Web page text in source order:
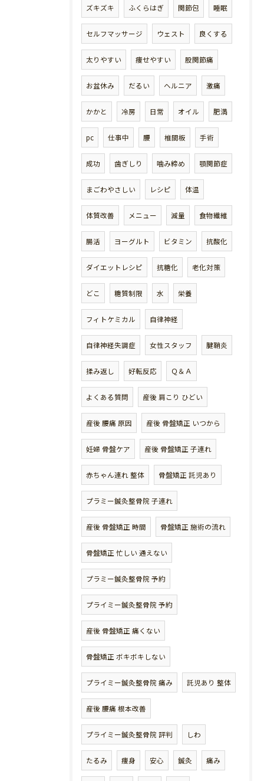
ズキズキ ふくらはぎ 関節包 睡眠
セルフマッサージ ウェスト 良くする
太りやすい 痩せやすい 股関節痛
お盆休み だるい ヘルニア 激痛
かかと 冷房 日常 オイル 肥満
pc 仕事中 腰 椎間板 手術
成功 歯ぎしり 噛み締め 顎関節症
まごわやさしい レシピ 体温
体質改善 メニュー 減量 食物繊維
腸活 ヨーグルト ビタミン 抗酸化
ダイエットレシピ 抗糖化 老化対策
どこ 糖質制限 水 栄養
フィトケミカル 自律神経
自律神経失調症 女性スタッフ 腱鞘炎
揉み返し 好転反応 Ｑ＆Ａ
よくある質問 産後 肩こり ひどい
産後 腰痛 原因 産後 骨盤矯正 いつから
妊婦 骨盤ケア 産後 骨盤矯正 子連れ
赤ちゃん連れ 整体 骨盤矯正 託児あり
プラミー鍼灸整骨院 子連れ
産後 骨盤矯正 時間 骨盤矯正 施術の流れ
骨盤矯正 忙しい 通えない
プラミー鍼灸整骨院 予約
プライミー鍼灸整骨院 予約
産後 骨盤矯正 痛くない
骨盤矯正 ボキボキしない
プライミー鍼灸整骨院 痛み 託児あり 整体
産後 腰痛 根本改善
プライミー鍼灸整骨院 評判 しわ
たるみ 痩身 安心 鍼灸 痛み